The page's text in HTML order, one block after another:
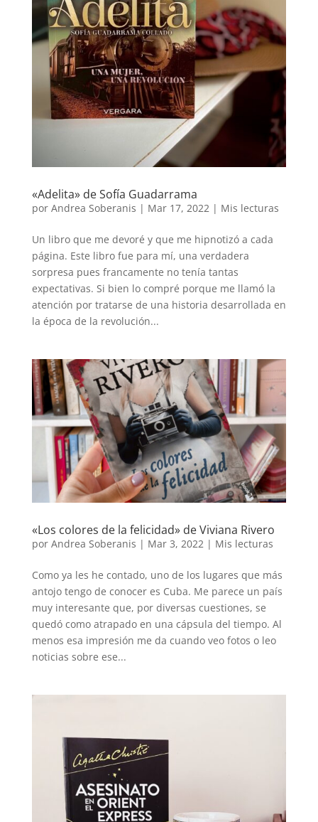
«Adelita» de Sofía Guadarrama
por Andrea Soberanis | Mar 17, 2022| Mis lecturas
Un libro que me devoré y que me hipnotizó a cada
página. Este libro fue para mí, una verdadera
sorpresa pues francamente no tenía tantas
expectativas. Si bien lo compré porque me llamó la
atención por tratarse de una historia desarrollada en
la época de la revolución...
«Los colores de la felicidad» de Viviana Rivero
por Andrea Soberanis | Mar 3, 2022| Mis lecturas
Como ya les he contado, uno de los lugares que más
antojo tengo de conocer es Cuba. Me parece un país
muy interesante que, por diversas cuestiones, se
quedó como atrapado en una cápsula del tiempo. Al
menos esa impresión me da cuando veo fotos o leo
noticias sobre ese...